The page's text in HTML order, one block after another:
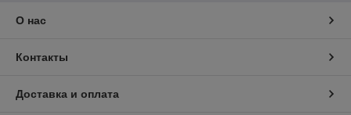
О нас
Контакты
Доставка и оплата